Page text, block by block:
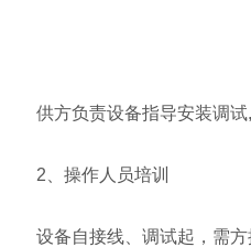
供方负责设备指导安装调试,
2、操作人员培训
设备自接线、调试起，需方